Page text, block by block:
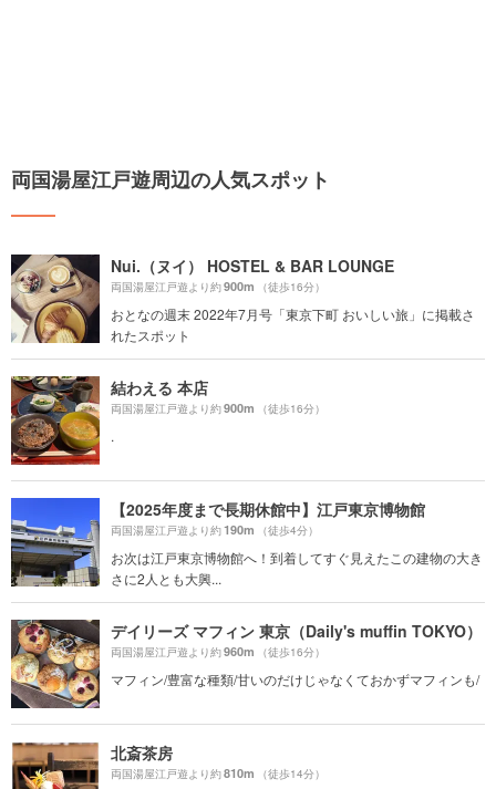
両国湯屋江戸遊周辺の人気スポット
Nui.（ヌイ） HOSTEL & BAR LOUNGE
両国湯屋江戸遊より約900m （徒歩16分）
おとなの週末 2022年7月号「東京下町 おいしい旅」に掲載さ
れたスポット
結わえる 本店
両国湯屋江戸遊より約900m （徒歩16分）
.
【2025年度まで長期休館中】江戸東京博物館
両国湯屋江戸遊より約190m （徒歩4分）
お次は江戸東京博物館へ！到着してすぐ見えたこの建物の大き
さに2人とも大興...
デイリーズ マフィン 東京（Daily's muffin TOKYO）
両国湯屋江戸遊より約960m （徒歩16分）
マフィン/豊富な種類/甘いのだけじゃなくておかずマフィンも/
北斎茶房
両国湯屋江戸遊より約810m （徒歩14分）